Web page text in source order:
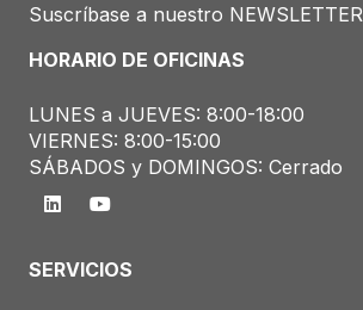
Suscríbase a nuestro NEWSLETTER
HORARIO DE OFICINAS
LUNES a JUEVES: 8:00-18:00
VIERNES: 8:00-15:00
SÁBADOS y DOMINGOS: Cerrado
SERVICIOS